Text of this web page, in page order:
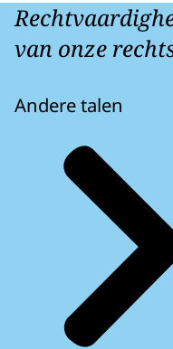
van onze
Andere talen